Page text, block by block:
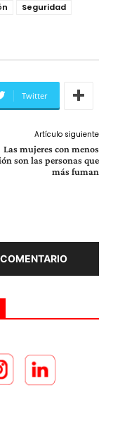
Seguridad
Twitter
Artículo siguiente
Las mujeres con menos
son las personas que
más fuman